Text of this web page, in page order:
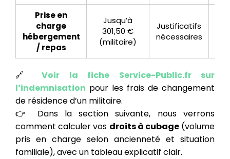
Prise en
charge
hébergement
/ repas
Jusqu’à
301,50 €
(militaire)
Justificatifs
nécessaires
🔗 Voir la fiche Service-Public.fr sur
l’indemnisation pour les frais de changement
de résidence d’un militaire.
👉 Dans la section suivante, nous verrons
comment calculer vos droits à cubage(volume
pris en charge selon ancienneté et situation
familiale), avec un tableau explicatif clair.